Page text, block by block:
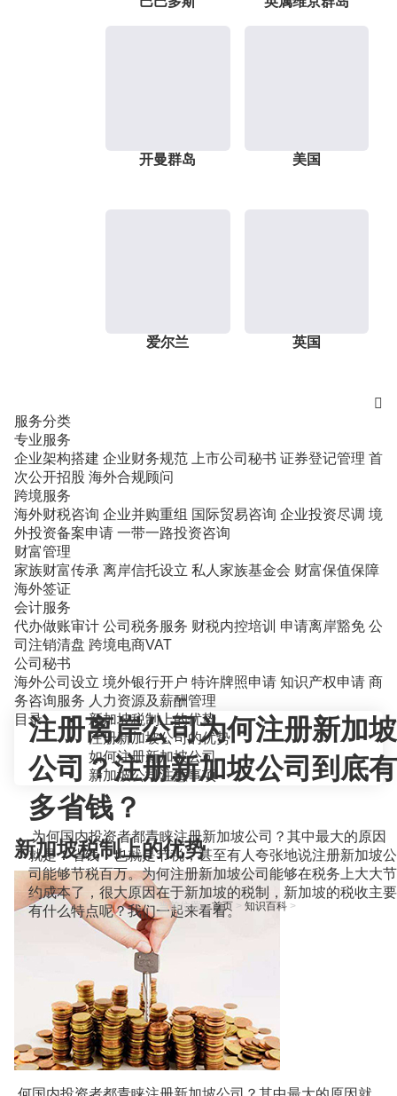
开曼群岛 美国
爱尔兰 英国

服务分类
专业服务
企业架构搭建 企业财务规范 上市公司秘书 证券登记管理 首
次公开招股 海外合规顾问
跨境服务
海外财税咨询 企业并购重组 国际贸易咨询 企业投资尽调 境
外投资备案申请 一带一路投资咨询
财富管理
家族财富传承 离岸信托设立 私人家族基金会 财富保值保障
海外签证
会计服务
代办做账审计 公司税务服务 财税内控培训 申请离岸豁免 公
司注销清盘 跨境电商VAT
公司秘书
海外公司设立 境外银行开户 特许牌照申请 知识产权申请 商
务咨询服务 人力资源及薪酬管理
当前位置：首页> 知识百科>
注册离岸公司为何注册新加坡
公司？注册新加坡公司到底有
多省钱？
为何国内投资者都青睐注册新加坡公司？其中最大的原因
就是：省钱！也就是节税，甚至有人夸张地说注册新加坡公
司能够节税百万。为何注册新加坡公司能够在税务上大大节
约成本了，很大原因在于新加坡的税制，新加坡的税收主要
有什么特点呢？我们一起来看看。
目录
新加坡税制上的优势
注册新加坡公司的优势
如何注册新加坡公司
新加坡公司注意事项
新加坡税制上的优势